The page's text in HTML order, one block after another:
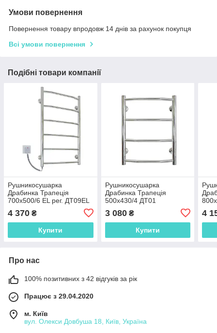
Умови повернення
Повернення товару впродовж 14 днів за рахунок покупця
Всі умови повернення
Подібні товари компанії
Рушникосушарка
Драбинка Трапеція
700х500/6 ЕL рег. ДТ09EL
4 370 ₴
Купити
Рушникосушарка
Драбинка Трапеція
500х430/4 ДТ01
3 080₴
Купити
4
Про нас
100% позитивних з 42 відгуків за рік
Працює з 29.04.2020
м. Київ
вул. Олекси Довбуша 18, Київ, Україна